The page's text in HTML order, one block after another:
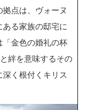
点は、ヴォーヌ
る家族の邸宅に
金色の婚礼の杯
絆を意味するその
く根付くキリス